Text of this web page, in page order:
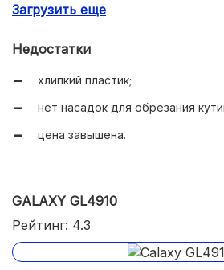
плавная регулировка скорости.
Загрузить еще
Недостатки
хлипкий пластик;
нет насадок для обрезания
цена завышена.
GALAXY GL4910
Рейтинг: 4.3